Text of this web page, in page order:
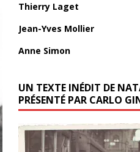
Thierry Laget
Jean-Yves Mollier
Anne Simon
UN TEXTE INÉDIT DE
PRÉSENTÉ PAR CARLO